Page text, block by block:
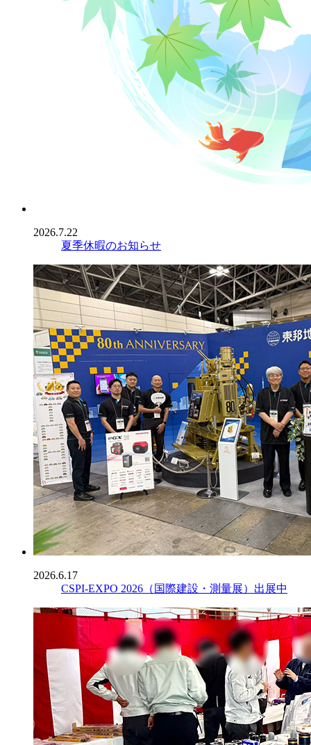
2026.7.22
夏季休暇のお知らせ
2026.6.17
CSPI-EXPO 2026（国際建設・測量展）出展中